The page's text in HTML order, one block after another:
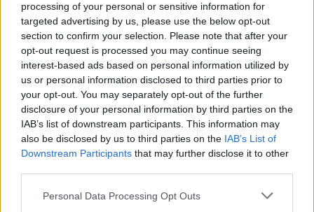
processing of your personal or sensitive information for
targeted advertising by us, please use the below opt-out
section to confirm your selection. Please note that after your
opt-out request is processed you may continue seeing
interest-based ads based on personal information utilized by
us or personal information disclosed to third parties prior to
your opt-out. You may separately opt-out of the further
disclosure of your personal information by third parties on the
IAB’s list of downstream participants. This information may
also be disclosed by us to third parties on the IAB’s List of
Downstream Participants that may further disclose it to other
Please note that this website/app uses one or more Google
Personal Data Processing Opt Outs
juli en augustus 2026